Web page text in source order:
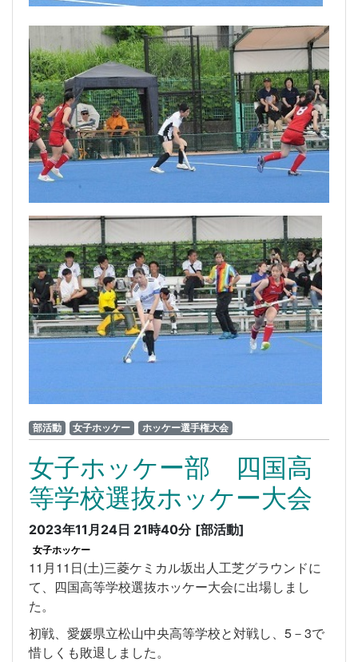
部活動 女子ホッケー ホッケー選手権大会
女子ホッケー部 四国高
等学校選抜ホッケー大会
2023年11月24日 21時40分 [部活動]
女子ホッケー
11月11日(土)三菱ケミカル坂出人工芝グラウンドに
て、四国高等学校選抜ホッケー大会に出場しまし
た。
初戦、愛媛県立松山中央高等学校と対戦し、5－3で
惜しくも敗退しました。